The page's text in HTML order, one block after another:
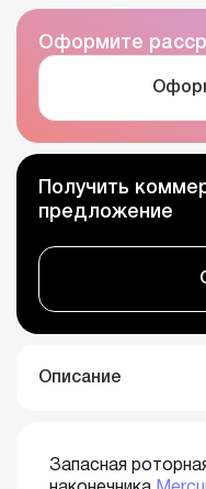
Оформите
Получить
предложение
Описание
Запасная